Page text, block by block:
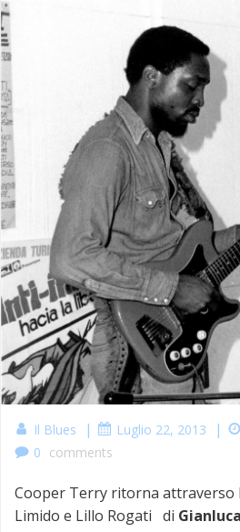
Il Blues | Luglio 22, 2013 |
0 comments
Cooper Terry ritorna attraverso
Limido e Lillo Rogati di